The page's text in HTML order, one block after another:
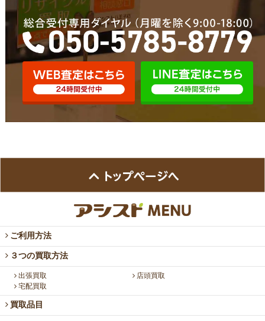
ご利用方法
３つの買取方法
出張買取
店頭買取
宅配買取
買取品目